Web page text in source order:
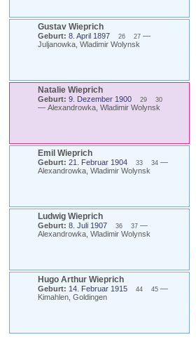
Gustav Wieprich
Geburt: 8. April 1897 26 27 —
Juljanowka, Wladimir Wolynsk
Natalie Wieprich
Geburt: 9. Dezember 1900 29 30
— Alexandrowka, Wladimir Wolynsk
Emil Wieprich
Geburt: 21. Februar 1904 33 34 —
Alexandrowka, Wladimir Wolynsk
Ludwig Wieprich
Geburt: 8. Juli 1907 36 37 —
Alexandrowka, Wladimir Wolynsk
Hugo Arthur Wieprich
Geburt: 14. Februar 1915 44 45 —
Kimahlen, Goldingen